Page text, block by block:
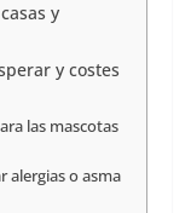
y
y costes
las mascotas
alergias o asma